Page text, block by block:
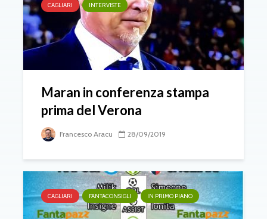
CAGLIARI INTERVISTE
Maran in conferenza stampa
prima del Verona
Francesco Aracu 28/09/2019
CAGLIARI FANTACONSIGLI IN PRIMO PIANO